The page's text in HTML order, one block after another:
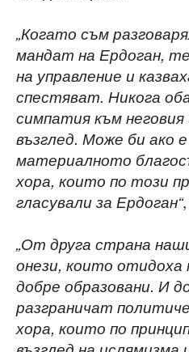
„Когато съм
мандат на Ердоган,
на управление и
спестяват. Никога
симпатия към
възглед. Може би ако
материалното
хора, които по този
гласували за Ердоган“
„От друга страна
онези, които отидоха
добре образовани. И
разграничат
хора, които по